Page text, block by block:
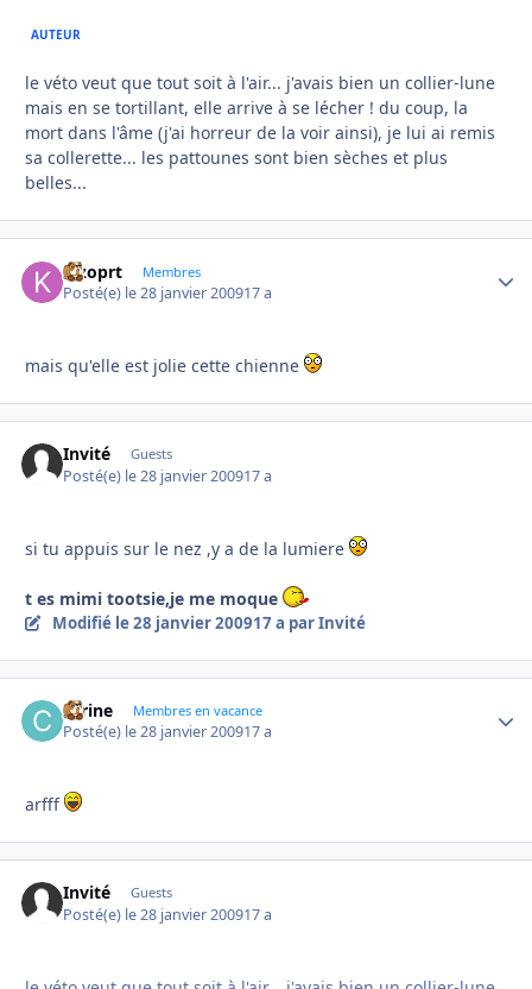
AUTEUR
le véto veut que tout soit à l'air... j'avais bien un collier-lune
mais en se tortillant, elle arrive à se lécher ! du coup, la
mort dans l'âme (j'ai horreur de la voir ainsi), je lui ai remis
sa collerette... les pattounes sont bien sèches et plus
belles...
kizoprt Membres
Posté(e) le 28 janvier 200917 a
mais qu'elle est jolie cette chienne
Invité Guests
Posté(e) le 28 janvier 200917 a
si tu appuis sur le nez ,y a de la lumiere
t es mimi tootsie,je me moque
Modifié le 28 janvier 200917 a par Invité
carine Membres en vacance
Posté(e) le 28 janvier 200917 a
arfff
Invité Guests
Posté(e) le 28 janvier 200917 a